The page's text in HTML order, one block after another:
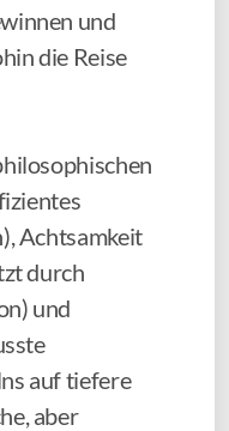
und
die Reise
Achtsamkeit
durch
und
auf tiefere
aber
Mitgefühl
mPEAK